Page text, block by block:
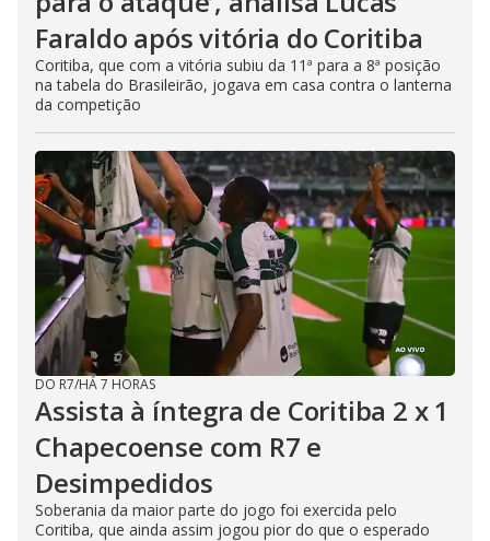
Faraldo após vitória do Coritiba
Coritiba, que com a vitória subiu da 11ª para a 8ª posição
na tabela do Brasileirão, jogava em casa contra o lanterna
da competição
DO R7/HÁ 7 HORAS
Assista à íntegra de Coritiba 2 x 1
Chapecoense com R7 e
Desimpedidos
Soberania da maior parte do jogo foi exercida pelo
Coritiba, que ainda assim jogou pior do que o esperado